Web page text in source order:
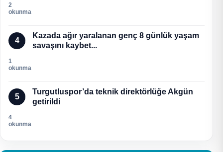
2
okunma
4
Kazada ağır yaralanan genç 8 günlük yaşam
savaşını kaybet...
1
okunma
5
Turgutluspor’da teknik direktörlüğe Akgün
getirildi
4
okunma